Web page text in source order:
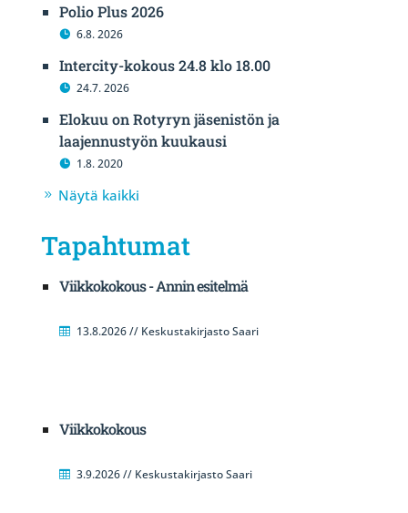
Polio Plus 2026
6.8. 2026
Intercity-kokous 24.8 klo 18.00
24.7. 2026
Elokuu on Rotyryn jäsenistön ja
laajennustyön kuukausi
1.8. 2020
Näytä kaikki
Tapahtumat
Viikkokokous - Annin esitelmä
13.8.2026 // Keskustakirjasto Saari
Viikkokokous
3.9.2026 // Keskustakirjasto Saari